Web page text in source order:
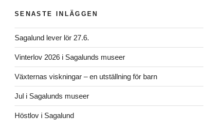
SENASTE INLÄGGEN
Sagalund lever lör 27.6.
Vinterlov 2026 i Sagalunds museer
Växternas viskningar – en utställning för barn
Jul i Sagalunds museer
Höstlov i Sagalund